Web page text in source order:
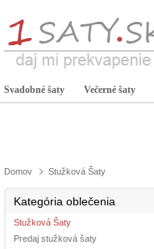
Svadobné šaty Večerné šaty
Domov Stužková Šaty
Kategória oblečenia
Stužková Šaty
Predaj stužková šaty